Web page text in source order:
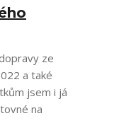
ze
a také
jsem i já
na